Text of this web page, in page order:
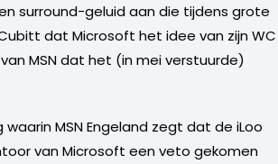
surround-geluid aan die tijdens grote
dat Microsoft het idee van zijn WC
MSN dat het (in mei verstuurde)
MSN Engeland zegt dat de iLoo
van Microsoft een veto gekomen